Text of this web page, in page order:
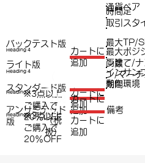
バックテスト版
スタンダード版
アンリミテッド
版
最大ポジ
ン数
Heading 4
​カートに
追加
税
抜
）
Heading 4
​カートに
追加
Heading 4※3点以上
ご購入で​
20％OFF
（税
抜）
​カートに
追加
Heading 4
（税
抜）
※3点以上
ご購入で​
20％OFF
​カートに
追加
ライト版
通貨ペア
取引スタ
最大TP/
両建て/ナ
ン/マーチ
インサン
期間
動作環境
時間足
備考